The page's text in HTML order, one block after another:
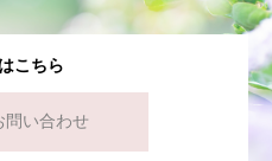
こちら
問い合わせ